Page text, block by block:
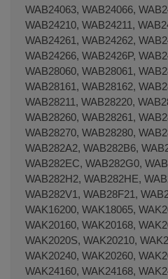
WAB24063, WAB24066,
WAB24210, WAB24211,
WAB24261, WAB24262,
WAB24266, WAB2426P,
WAB28060, WAB28061,
WAB28161, WAB28162,
WAB28211, WAB28220,
WAB28260, WAB28261,
WAB28270, WAB28280,
WAB282A2, WAB282B6,
WAB282EC, WAB282G0,
WAB282H2, WAB282HE,
WAB282V1, WAB28F21,
WAK16200, WAK18065,
WAK20160, WAK20168,
WAK2020S, WAK20210,
WAK20240, WAK20260,
WAK24160, WAK24168,